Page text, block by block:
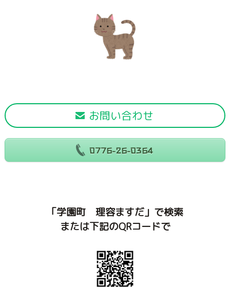
お問い合わせ
0776-26-0364
「学園町 理容ますだ」で検索
または下記のQRコードで